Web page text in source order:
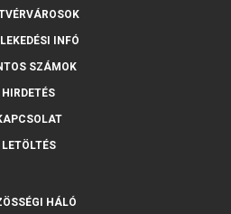
INFÓ
SZÁMOK
HIRDETÉS
LETÖLTÉS
HÁLÓ